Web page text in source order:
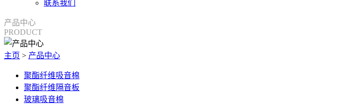
联系我们
产品中心
PRODUCT
主页 > 产品中心
聚酯纤维吸音棉
聚酯纤维隔音板
玻璃吸音棉